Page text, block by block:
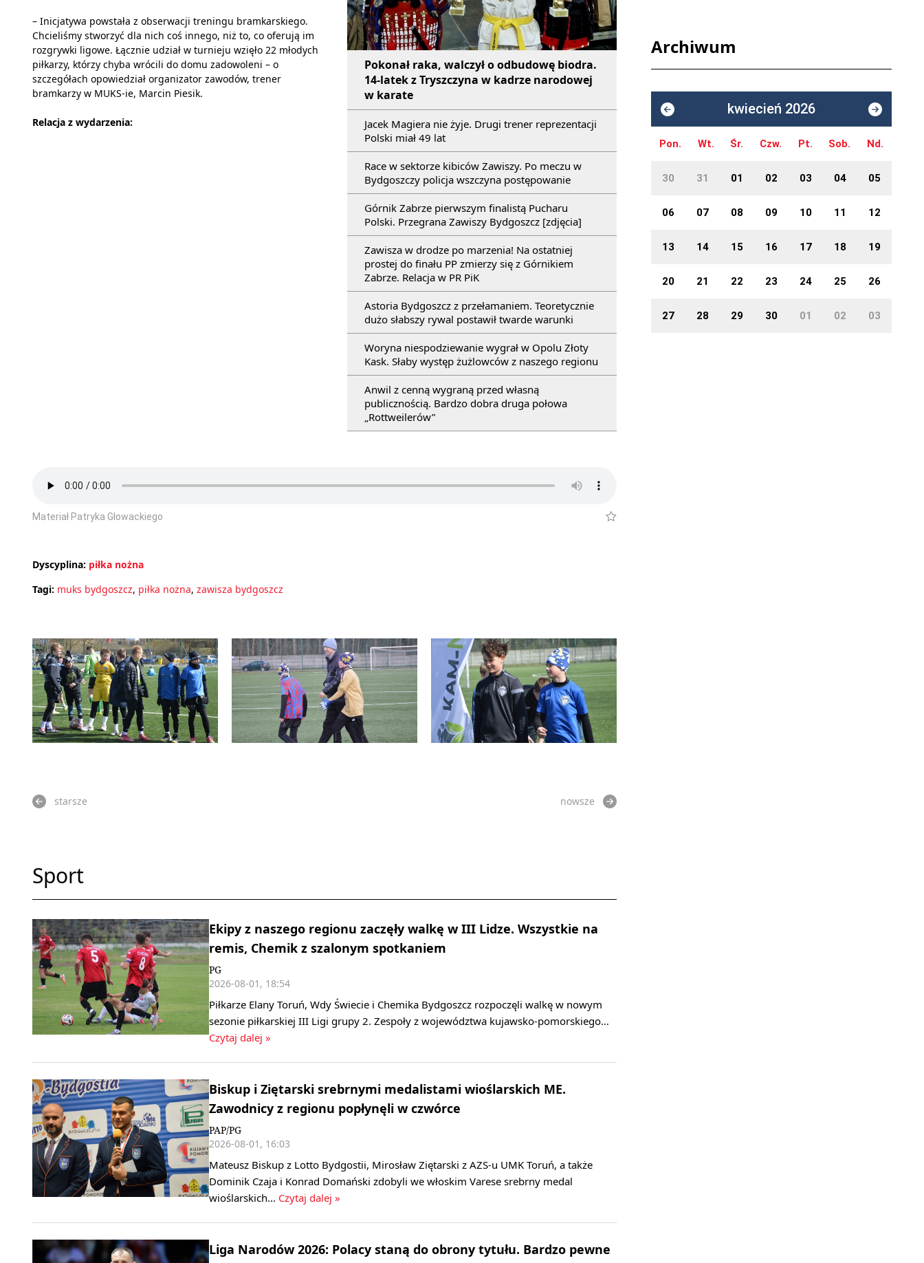
Pokonał raka, walczył o odbudowę biodra.
14-latek z Tryszczyna w kadrze narodowej
w karate
Jacek Magiera nie żyje. Drugi trener reprezentacji
Polski miał 49 lat
Race w sektorze kibiców Zawiszy. Po meczu w
Bydgoszczy policja wszczyna postępowanie
Górnik Zabrze pierwszym finalistą Pucharu
Polski. Przegrana Zawiszy Bydgoszcz [zdjęcia]
Zawisza w drodze po marzenia! Na ostatniej
prostej do finału PP zmierzy się z Górnikiem
Zabrze. Relacja w PR PiK
Astoria Bydgoszcz z przełamaniem. Teoretycznie
dużo słabszy rywal postawił twarde warunki
Woryna niespodziewanie wygrał w Opolu Złoty
Kask. Słaby występ żużlowców z naszego regionu
Anwil z cenną wygraną przed własną
publicznością. Bardzo dobra druga połowa
„Rottweilerów”
– Inicjatywa powstała z obserwacji treningu bramkarskiego.
Chcieliśmy stworzyć dla nich coś innego, niż to, co oferują im
rozgrywki ligowe. Łącznie udział w turnieju wzięło 22 młodych
piłkarzy, którzy chyba wrócili do domu zadowoleni – o
szczegółach opowiedział organizator zawodów, trener
bramkarzy w MUKS-ie, Marcin Piesik.
Relacja z wydarzenia:
Materiał Patryka Głowackiego
Dyscyplina: piłka nożna
Tagi: muks bydgoszcz, piłka nożna, zawisza bydgoszcz
starsze nowsze
Sport
Ekipy z naszego regionu zaczęły walkę w III Lidze. Wszystkie na
remis, Chemik z szalonym spotkaniem
PG
2026-08-01, 18:54
Piłkarze Elany Toruń, Wdy Świecie i Chemika Bydgoszcz rozpoczęli walkę w nowym
sezonie piłkarskiej III Ligi grupy 2. Zespoły z województwa kujawsko-pomorskiego…
Czytaj dalej »
Biskup i Ziętarski srebrnymi medalistami wioślarskich ME.
Zawodnicy z regionu popłynęli w czwórce
PAP/PG
2026-08-01, 16:03
Mateusz Biskup z Lotto Bydgostii, Mirosław Ziętarski z AZS-u UMK Toruń, a także
Dominik Czaja i Konrad Domański zdobyli we włoskim Varese srebrny medal
wioślarskich… Czytaj dalej »
Liga Narodów 2026: Polacy staną do obrony tytułu. Bardzo pewne
Archiwum
kwiecień 2026
Pon. Wt. Śr. Czw. Pt. Sob. Nd.
30 31 01 02 03 04 05
06 07 08 09 10 11 12
13 14 15 16 17 18 19
20 21 22 23 24 25 26
27 28 29 30 01 02 03